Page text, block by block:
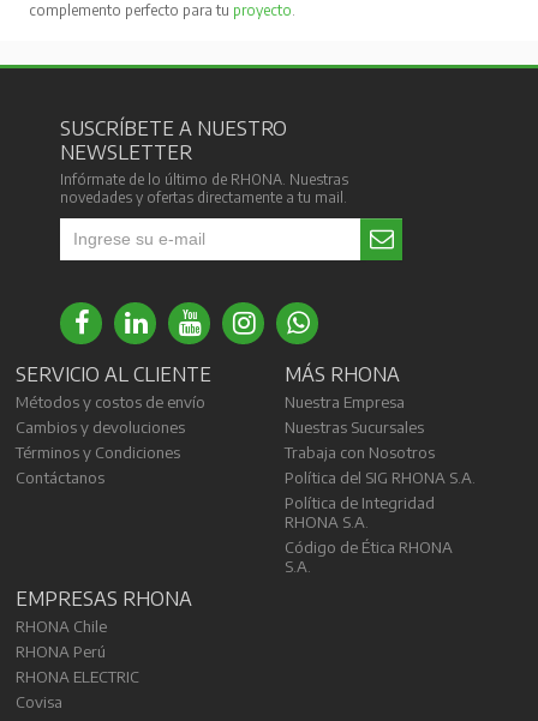
complemento perfecto para tu proyecto.
SUSCRÍBETE A NUESTRO
NEWSLETTER
Infórmate de lo último de RHONA. Nuestras
novedades y ofertas directamente a tu mail.
SERVICIO AL CLIENTE
Métodos y costos de envío
Cambios y devoluciones
Términos y Condiciones
Contáctanos
MÁS RHONA
Nuestra Empresa
Nuestras Sucursales
Trabaja con Nosotros
Política del SIG RHONA S.A.
Política de Integridad
RHONA S.A.
Código de Ética RHONA
S.A.
EMPRESAS RHONA
RHONA Chile
RHONA Perú
RHONA ELECTRIC
Covisa